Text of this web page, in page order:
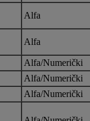
Alfa
Alfa
Alfa/Numerički
Alfa/Numerički
Alfa/Numerički